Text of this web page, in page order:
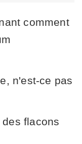
comment
n'est-ce pas
flacons